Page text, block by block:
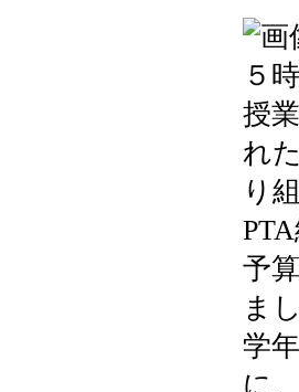
５
授
れ
り
予
ま
学
に